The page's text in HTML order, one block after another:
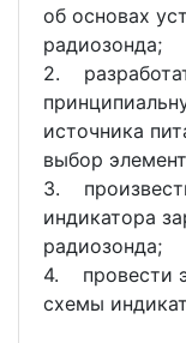
об основах
радиозонда;
2.
источника
выбор
3.
индикатора
радиозонда;
4. провести
схемы